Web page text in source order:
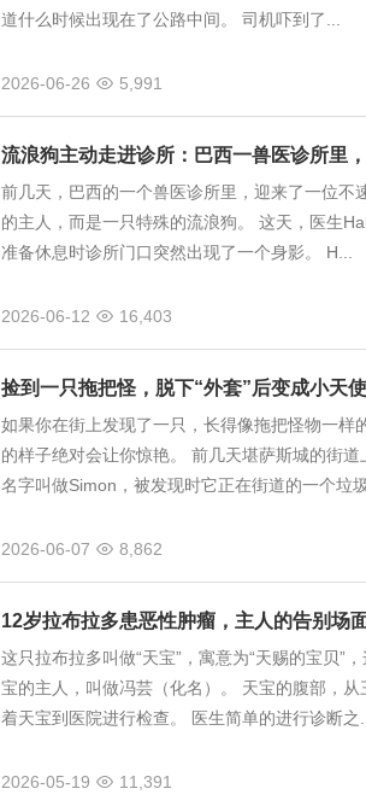
道什么时候出现在了公路中间。 司机吓到了...
2026-06-26 5,991
流浪狗主动走进诊所：巴西一兽医诊所里
前几天，巴西的一个兽医诊所里，迎来了一位不
的主人，而是一只特殊的流浪狗。 这天，医生
准备休息时诊所门口突然出现了一个身影。 H...
2026-06-12 16,403
捡到一只拖把怪，脱下“外套”后变成小天使
如果你在街上发现了一只，长得像拖把怪物一样
的样子绝对会让你惊艳。 前几天堪萨斯城的街
名字叫做Simon，被发现时它正在街道的一个垃圾
2026-06-07 8,862
12岁拉布拉多患恶性肿瘤，主人的告别场
这只拉布拉多叫做“天宝”，寓意为“天赐的宝贝”
宝的主人，叫做冯芸（化名）。 天宝的腹部，
着天宝到医院进行检查。 医生简单的进行诊断之...
2026-05-19 11,391